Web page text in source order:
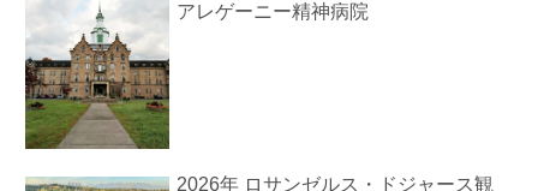
アレゲーニー精神病院
2026年 ロサンゼルス・ドジャース観